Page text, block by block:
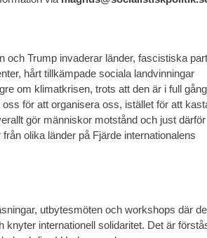
och Trump invaderar länder, fascistiska
hårt tillkämpade sociala landvinningar
om klimatkrisen, trots att den är i full
för att organisera oss, istället för att
gör människor motstånd och just därför
olika länder på Fjärde internationalens
utbytesmöten och workshops där
knyter internationell solidaritet. Det är